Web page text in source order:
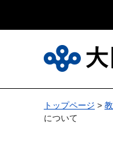
トップページ >
について